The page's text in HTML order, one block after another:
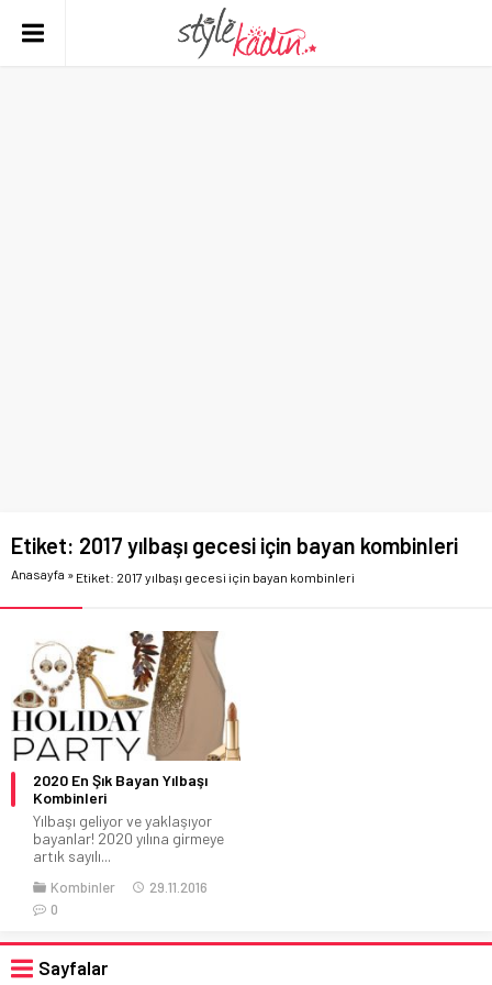
Etiket: 2017 yılbaşı gecesi için bayan kombinleri
Anasayfa » Etiket: 2017 yılbaşı gecesi için bayan kombinleri
2020 En Şık Bayan Yılbaşı
Kombinleri
Yılbaşı geliyor ve yaklaşıyor
bayanlar! 2020 yılına girmeye
artık sayılı...
Kombinler
29.11.2016
0
Sayfalar